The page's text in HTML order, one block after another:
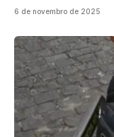
6 de novembro de 2025